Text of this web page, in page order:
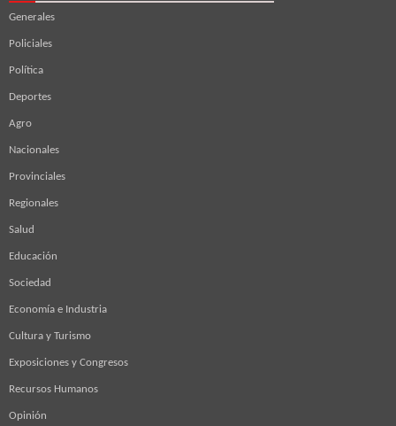
Generales
Policiales
Política
Deportes
Agro
Nacionales
Provinciales
Regionales
Salud
Educación
Sociedad
Economía e Industria
Cultura y Turismo
Exposiciones y Congresos
Recursos Humanos
Opinión